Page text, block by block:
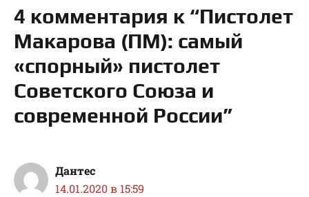
4 комментария к “Пистолет
Макарова (ПМ): самый
«спорный» пистолет
Советского Союза и
современной России”
Дантес
14.01.2020 в 15:59